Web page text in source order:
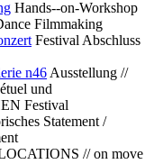
Hands--on-Workshop
Filmmaking
Festival Abschluss
n46 Ausstellung //
und
Festival
Statement /
// on move